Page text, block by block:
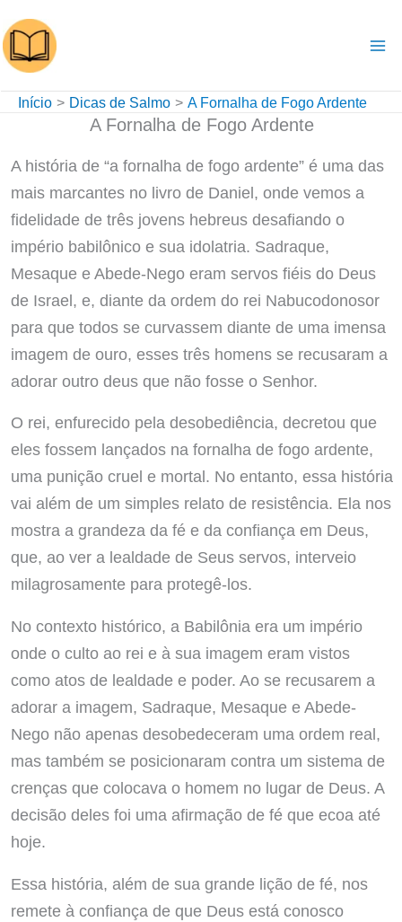
para
o
conteúdo
Início Dicas de Salmo A Fornalha de Fogo Ardente
A Fornalha de Fogo Ardente
A história de “a fornalha de fogo ardente” é uma das
mais marcantes no livro de Daniel, onde vemos a
fidelidade de três jovens hebreus desafiando o
império babilônico e sua idolatria. Sadraque,
Mesaque e Abede-Nego eram servos fiéis do Deus
de Israel, e, diante da ordem do rei Nabucodonosor
para que todos se curvassem diante de uma imensa
imagem de ouro, esses três homens se recusaram a
adorar outro deus que não fosse o Senhor.
O rei, enfurecido pela desobediência, decretou que
eles fossem lançados na fornalha de fogo ardente,
uma punição cruel e mortal. No entanto, essa história
vai além de um simples relato de resistência. Ela nos
mostra a grandeza da fé e da confiança em Deus,
que, ao ver a lealdade de Seus servos, interveio
milagrosamente para protegê-los.
No contexto histórico, a Babilônia era um império
onde o culto ao rei e à sua imagem eram vistos
como atos de lealdade e poder. Ao se recusarem a
adorar a imagem, Sadraque, Mesaque e Abede-
Nego não apenas desobedeceram uma ordem real,
mas também se posicionaram contra um sistema de
crenças que colocava o homem no lugar de Deus. A
decisão deles foi uma afirmação de fé que ecoa até
hoje.
Essa história, além de sua grande lição de fé, nos
remete à confiança de que Deus está conosco